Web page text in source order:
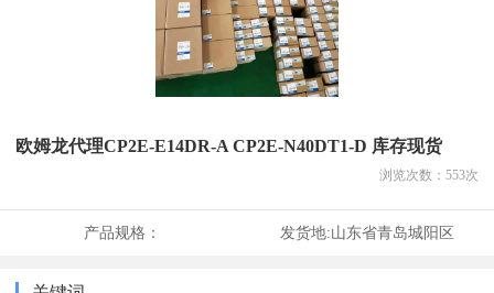
欧姆龙代理CP2E-E14DR-A CP2E-N40DT1-D 库存现货
浏览次数： 553次
产品规格： 发货地:山东省青岛城阳区